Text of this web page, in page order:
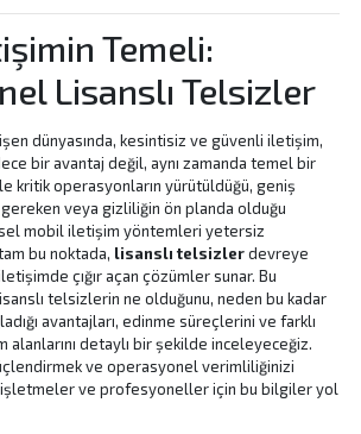
Temeli:
Lisanslı Telsizler
dünyasında, kesintisiz ve güvenli iletişim,
bir avantaj değil, aynı zamanda temel bir
kritik operasyonların yürütüldüğü, geniş
gereken veya gizliliğin ön planda olduğu
mobil iletişim yöntemleri yetersiz
bu noktada, lisanslı telsizlerdevreye
çığır açan çözümler sunar. Bu
telsizlerin ne olduğunu, neden bu kadar
avantajları, edinme süreçlerini ve farklı
alanlarını detaylı bir şekilde inceleyeceğiz.
ve operasyonel verimliliğinizi
işletmeler ve profesyoneller için bu bilgiler yol